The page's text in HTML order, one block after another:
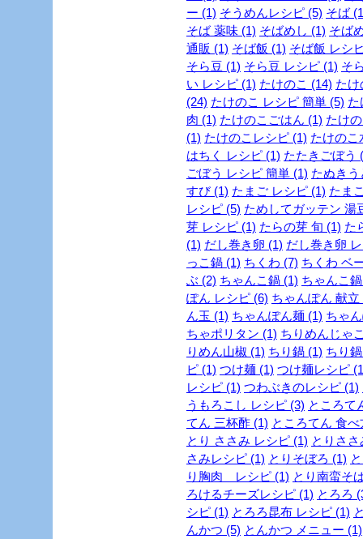
ー (1) そうめんレシピ (5) そば
そば 薬味 (1) そばめし (1) そば
通販 (1) そば飯 (1) そば飯 レシ
そら豆 (1) そら豆 レシピ (1) そ
い レシピ (1) たけのこ (14) たけ
(24) たけのこ レシピ 簡単 (5) た
肉 (1) たけのこごはん (1) たけ
(1) たけのこレシピ (1) たけのこ
はちく レシピ (1) たたきごぼう
ごぼう レシピ 簡単 (1) たぬきう
すび (1) たまご レシピ (1) たま
レシピ (5) ためしてガッテン 湯
芽 レシピ (1) たらの芽 旬 (1) た
(1) だし巻き卵 (1) だし巻き卵
っこ鍋 (1) ちくわ (7) ちくわ ベ
ぶ (2) ちゃんこ鍋 (1) ちゃんこ
ぽん レシピ (6) ちゃんぽん 献立
ん玉 (1) ちゃんぽん麺 (1) ちゃ
ちゃポリタン (1) ちりめんじゃ
りめん山椒 (1) ちり鍋 (1) ちり
ピ (1) つけ麺 (1) つけ麺レシピ
レシピ (1) つわぶきのレシピ (1)
うもろこし レシピ (3) ところて
てん 三杯酢 (1) ところてん 食べ
とり ささみ レシピ (1) とりささ
さみレシピ (1) とりそぼろ (1)
り胸肉 レシピ (1) とり南蛮そ
ろけるチーズレシピ (1) とろろ
シピ (1) とろろ昆布 レシピ (1)
んかつ (5) とんかつ メニュー (1)